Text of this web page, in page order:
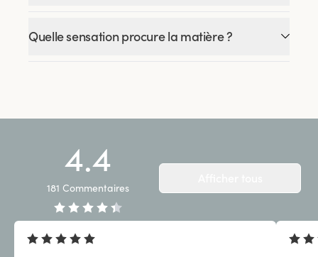
Quelle sensation procure la matière ?
4.4
181 Commentaires